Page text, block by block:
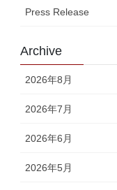
Press Release
Archive
2026年8月
2026年7月
2026年6月
2026年5月